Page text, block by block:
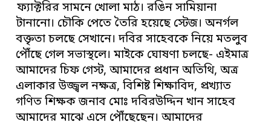
ফ্যাক্টরির সামনে খোলা মাঠ। রঙিন সামিয়ানা
টানানো। চৌকি পেতে তৈরি হয়েছে স্টেজ। অনর্গল
বক্তৃতা চলছে সেখানে। দবির সাহেবকে নিয়ে মতলুব
পৌঁছে গেল সভাস্থলে। মাইকে ঘোষণা চলছে- এইমাত্র
আমাদের চিফ গেস্ট, আমাদের প্রধান অতিথি, অত্র
এলাকার উজ্জ্বল নক্ষত্র, বিশিষ্ট শিক্ষাবিদ, প্রখ্যাত
গণিত শিক্ষক জনাব মোঃ দবিরউদ্দিন খান সাহেব
আমাদের মাঝে এসে পৌঁছেছেন। আমাদের